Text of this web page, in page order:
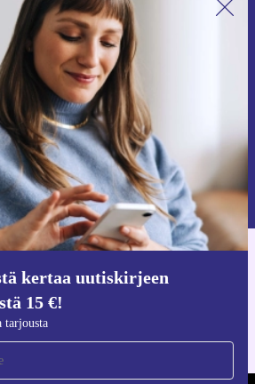
kertaa uutiskirjeen
15 €!
tarjousta
ensimmäistä kertaa uutiskirjeen
ja säästä 15 €!
enää yhtäkään tarjousta.
Pyydä etukuponki
käytöstä löydättietosuojaselosteestamme.
iOS:lle ja Androidille